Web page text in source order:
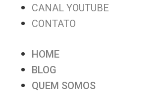
CANAL YOUTUBE
CONTATO
HOME
BLOG
QUEM SOMOS